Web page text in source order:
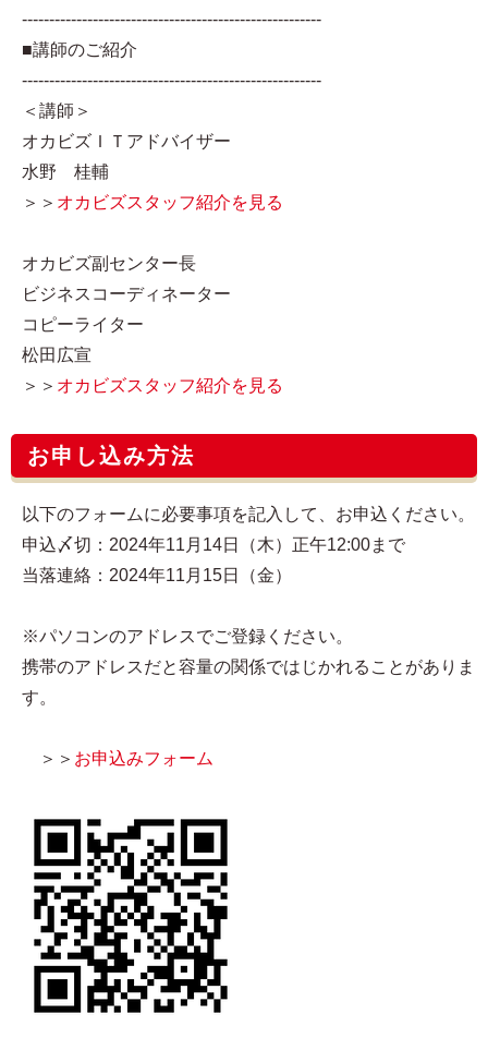
-------------------------------------------------------
■講師のご紹介
-------------------------------------------------------
＜講師＞
オカビズＩＴアドバイザー
水野 桂輔
＞＞ オカビズスタッフ紹介を見る
オカビズ副センター長
ビジネスコーディネーター
コピーライター
松田広宣
＞＞ オカビズスタッフ紹介を見る
お申し込み方法
以下のフォームに必要事項を記入して、お申込ください。
申込〆切：2024年11月14日（木）正午12:00まで
当落連絡：2024年11月15日（金）
※パソコンのアドレスでご登録ください。
携帯のアドレスだと容量の関係ではじかれることがありま
す。
＞＞ お申込みフォーム